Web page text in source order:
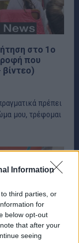
Information
third parties, or
for
below opt-out
that after your
seeing
στο 1ο
που
μου, τρέφομαι